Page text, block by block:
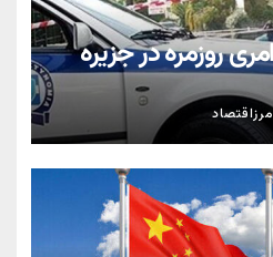
روزمره در جزیره